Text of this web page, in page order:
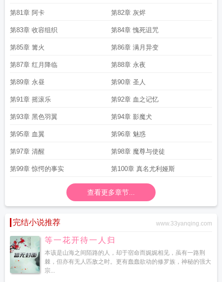
第81章 阿卡 第82章 灰烬
第83章 收容组织 第84章 愧死诅咒
第85章 篝火 第86章 满月异变
第87章 红月降临 第88章 永夜
第89章 永昼 第90章 圣人
第91章 摇滚乐 第92章 血之记忆
第93章 黑色羽翼 第94章 影魔犬
第95章 血翼 第96章 魅惑
第97章 清醒 第98章 魔尊与使徒
第99章 惊愕的事实 第100章 真名尤利娅斯
查看更多章节...
完结小说推荐 www.33yanqing.com
等一花开待一人归
本该是山海之间陌路的人，却于宿命而娓娓相见，虽有一路荆
棘，但亦有无人匹敌之时。更有蠢蠢欲动的修罗族，神秘的强大
宗...